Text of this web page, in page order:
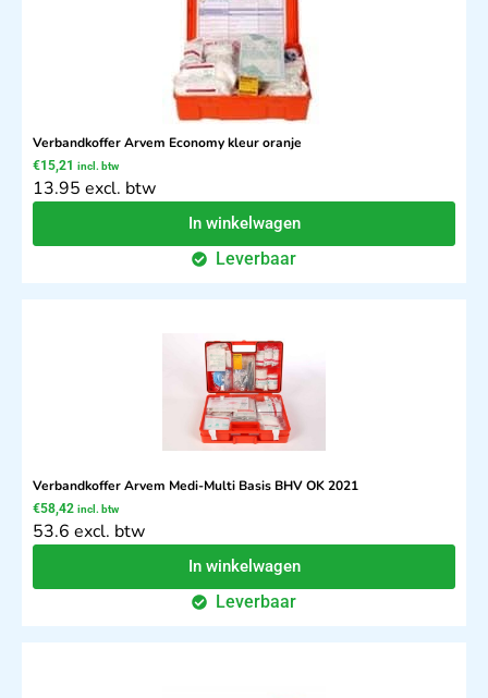
Verbandkoffer Arvem Economy kleur oranje
€15,21 incl. btw
13.95 excl. btw
In winkelwagen
Leverbaar
Verbandkoffer Arvem Medi-Multi Basis BHV OK 2021
€58,42 incl. btw
53.6 excl. btw
In winkelwagen
Leverbaar